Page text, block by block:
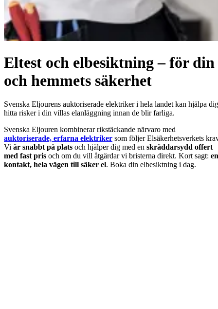
Eltest och elbesiktning – för din
och hemmets säkerhet
Svenska Eljourens auktoriserade elektriker i hela landet kan hjälpa dig
hitta risker i din villas elanläggning innan de blir farliga.
Svenska Eljouren kombinerar rikstäckande närvaro med
auktoriserade, erfarna elektriker som följer Elsäkerhetsverkets
Vi är snabbt på plats och hjälper dig med en skräddarsydd offert
med fast pris och om du vill åtgärdar vi bristerna direkt. Kort sagt: en
kontakt, hela vägen till säker el. Boka din elbesiktning i dag.